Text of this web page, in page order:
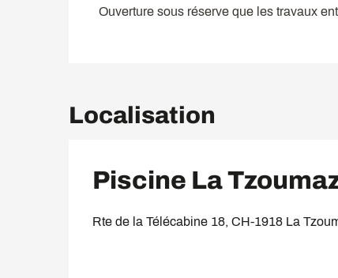
Ouverture sous réserve que les travaux
Localisation
Piscine La
Rte de la Télécabine 18, CH-1918 La